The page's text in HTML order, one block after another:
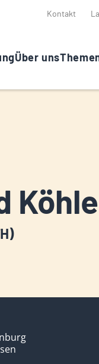
Kontakt
Über uns